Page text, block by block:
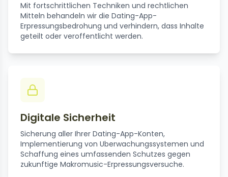
Mit fortschrittlichen Techniken und rechtlichen
Mitteln behandeln wir die Dating-App-
Erpressungsbedrohung und verhindern, dass Inhalte
geteilt oder veroffentlicht werden.
Digitale Sicherheit
Sicherung aller Ihrer Dating-App-Konten,
Implementierung von Uberwachungssystemen und
Schaffung eines umfassenden Schutzes gegen
zukunftige Makromusic-Erpressungsversuche.